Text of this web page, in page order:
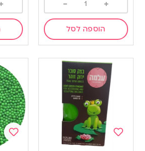
+
-
הוספה לסל